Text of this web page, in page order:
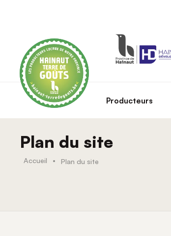
Producteurs
Plan du site
Accueil • Plan du site